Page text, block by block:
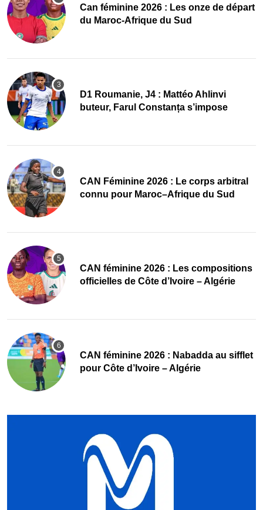
‎Can féminine 2026 : Les onze de départ
du Maroc-Afrique du Sud
D1 Roumanie, J4 : Mattéo Ahlinvi
buteur, Farul Constanța s’impose
‎CAN Féminine 2026 : Le corps arbitral
connu pour Maroc–Afrique du Sud
‎CAN féminine 2026 : Les compositions
officielles de Côte d’Ivoire – Algérie
‎CAN féminine 2026 : Nabadda au sifflet
pour Côte d’Ivoire – Algérie